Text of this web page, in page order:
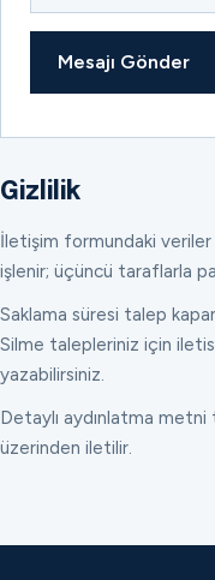
Mesajı Gönder
Gizlilik
İletişim formundaki veriler
işlenir; üçüncü taraflarla
Saklama süresi talep
Silme talepleriniz için
yazabilirsiniz.
Detaylı aydınlatma
üzerinden iletilir.